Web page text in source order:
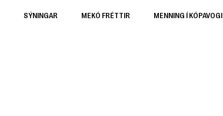
SÝNINGAR MEKÓ FRÉTTIR MENNING Í KÓPAVOGI